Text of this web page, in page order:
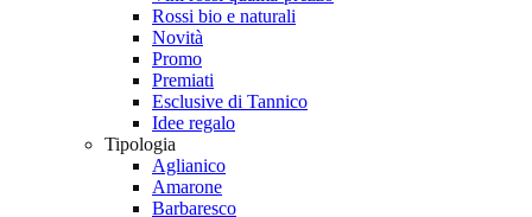
Rossi bio e naturali
Novità
Promo
Premiati
Esclusive di Tannico
Idee regalo
Tipologia
Aglianico
Amarone
Barbaresco